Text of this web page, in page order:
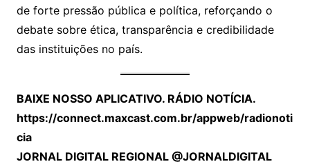
de forte pressão pública e política, reforçando o
debate sobre ética, transparência e credibilidade
das instituições no país.
BAIXE NOSSO APLICATIVO. RÁDIO NOTÍCIA.
https://connect.maxcast.com.br/appweb/radionoti
cia
JORNAL DIGITAL REGIONAL @JORNALDIGITAL